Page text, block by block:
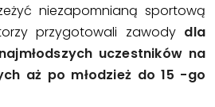
niezapomnianą sportową
przygotowali zawody dla
uczestników na
aż po młodzież do 15 -go